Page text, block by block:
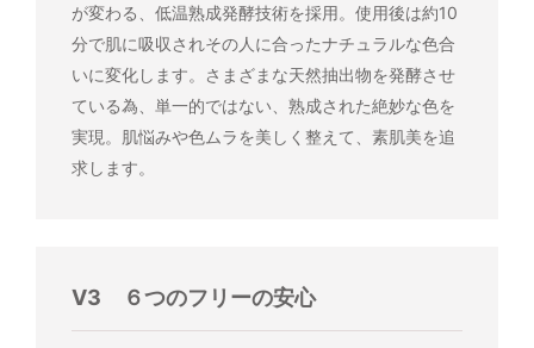
が変わる、低温熟成発酵技術を採用。使用後は約10
分で肌に吸収されその人に合ったナチュラルな色合
いに変化します。さまざまな天然抽出物を発酵させ
ている為、単一的ではない、熟成された絶妙な色を
実現。肌悩みや色ムラを美しく整えて、素肌美を追
求します。
V3 ６つのフリーの安心